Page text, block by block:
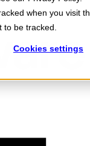
when you visit
be tracked.
Cookies settings